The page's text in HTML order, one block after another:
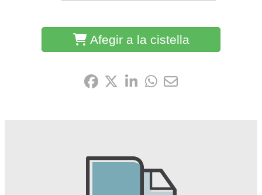
Afegir a la cistella